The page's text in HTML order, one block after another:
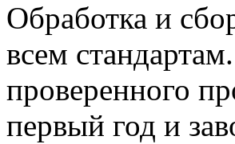
Обработка и
всем
проверенного
первый год и